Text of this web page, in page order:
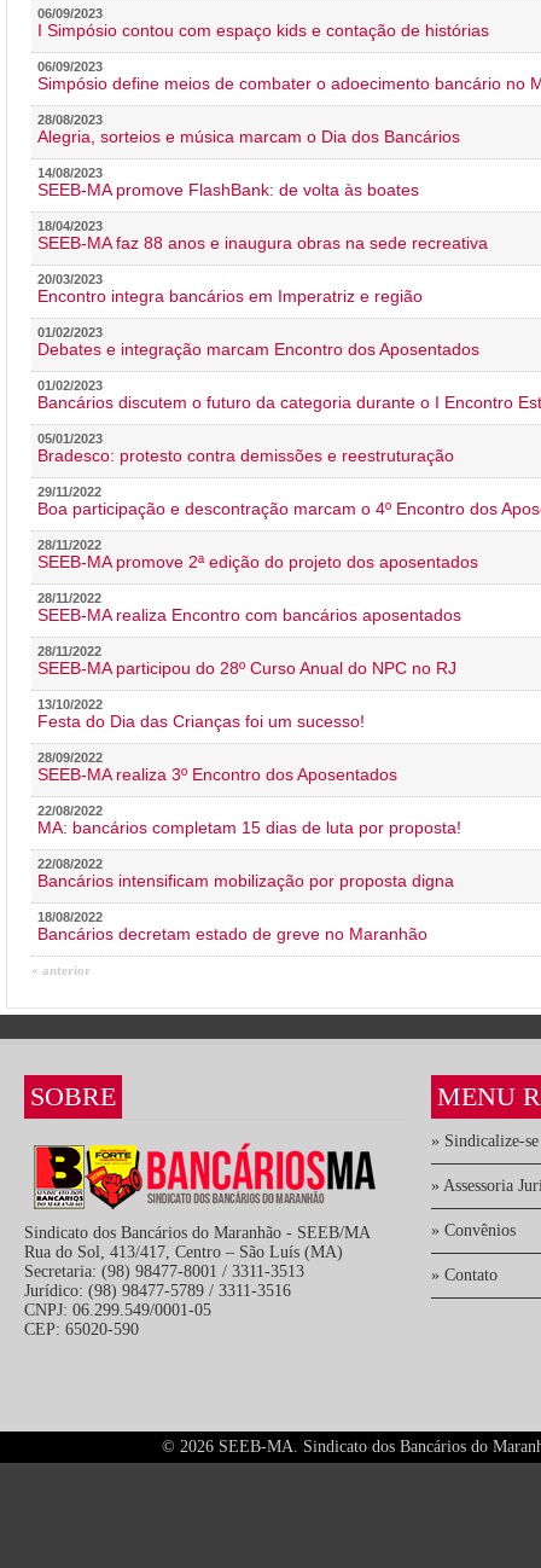
06/09/2023
I Simpósio contou com espaço kids e contação de histórias
06/09/2023
Simpósio define meios de combater o adoecimento bancário no
28/08/2023
Alegria, sorteios e música marcam o Dia dos Bancários
14/08/2023
SEEB-MA promove FlashBank: de volta às boates
18/04/2023
SEEB-MA faz 88 anos e inaugura obras na sede recreativa
20/03/2023
Encontro integra bancários em Imperatriz e região
01/02/2023
Debates e integração marcam Encontro dos Aposentados
01/02/2023
Bancários discutem o futuro da categoria durante o I Encontro
05/01/2023
Bradesco: protesto contra demissões e reestruturação
29/11/2022
Boa participação e descontração marcam o 4º Encontro dos
28/11/2022
SEEB-MA promove 2ª edição do projeto dos aposentados
28/11/2022
SEEB-MA realiza Encontro com bancários aposentados
28/11/2022
SEEB-MA participou do 28º Curso Anual do NPC no RJ
13/10/2022
Festa do Dia das Crianças foi um sucesso!
28/09/2022
SEEB-MA realiza 3º Encontro dos Aposentados
22/08/2022
MA: bancários completam 15 dias de luta por proposta!
22/08/2022
Bancários intensificam mobilização por proposta digna
18/08/2022
Bancários decretam estado de greve no Maranhão
« anterior
SOBRE
Sindicato dos Bancários do Maranhão - SEEB/MA
Rua do Sol, 413/417, Centro – São Luís (MA)
Secretaria: (98) 98477-8001 / 3311-3513
Jurídico: (98) 98477-5789 / 3311-3516
CNPJ: 06.299.549/0001-05
CEP: 65020-590
MENU
» Sindicalize-se
» Assessoria
» Convênios
» Contato
© 2026 SEEB-MA. Sindicato dos Bancários do